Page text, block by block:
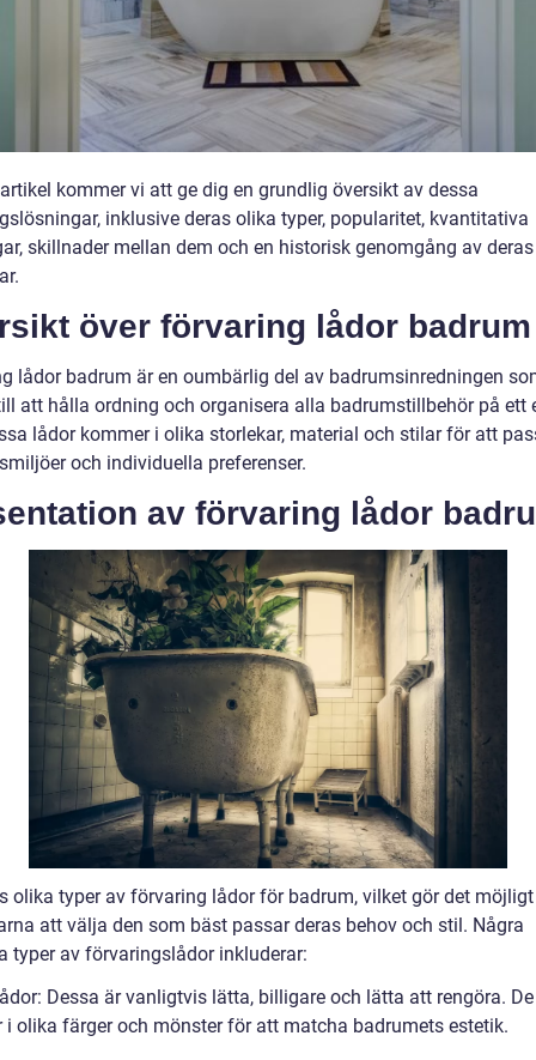
kommer vi att ge dig en grundlig översikt av dessa
inklusive deras olika typer, popularitet, kvantitativa
skillnader mellan dem och en historisk genomgång av
över förvaring lådor badrum
lådor badrum är en oumbärlig del av badrumsinredningen
att hålla ordning och organisera alla badrumstillbehör på ett
lådor kommer i olika storlekar, material och stilar för att
och individuella preferenser.
av förvaring lådor
olika typer av förvaring lådor för badrum, vilket gör det
att välja den som bäst passar deras behov och stil. Några
typer av förvaringslådor inkluderar:
Dessa är vanligtvis lätta, billigare och lätta att rengöra. De
i olika färger och mönster för att matcha badrumets estetik.